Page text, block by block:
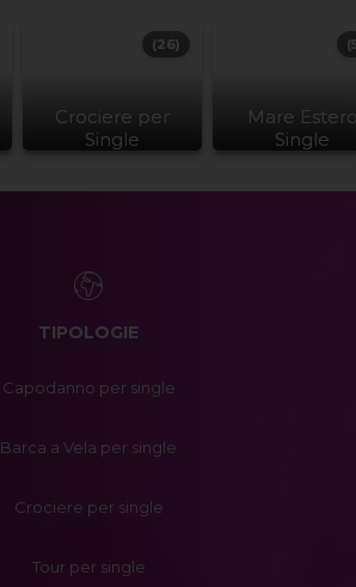
Crociere per
Single
(26)
Mare
Single
TIPOLOGIE
Capodanno per single
Barca a Vela per single
Crociere per single
Tour per single